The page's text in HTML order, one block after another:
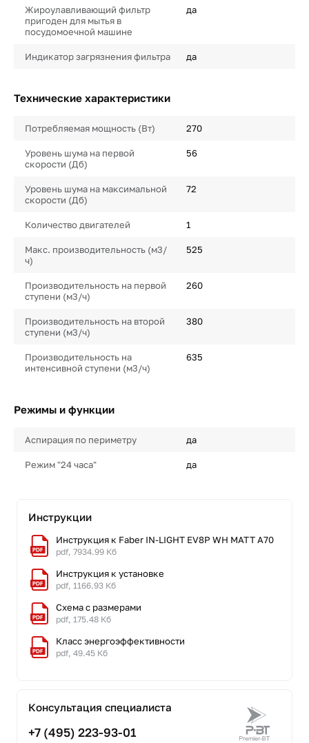
Жироулавливающий фильтр
пригоден для мытья в
посудомоечной машине
да
Индикатор загрязнения фильтра да
Технические характеристики
Потребляемая мощность (Вт) 270
Уровень шума на первой
скорости (Дб)
56
Уровень шума на максимальной
скорости (Дб)
72
Количество двигателей 1
Макс. производительность (м3/
ч)
525
Производительность на первой
ступени (м3/ч)
260
Производительность на второй
ступени (м3/ч)
380
Производительность на
интенсивной ступени (м3/ч)
635
Режимы и функции
Аспирация по периметру да
Режим "24 часа" да
Инструкции
Инструкция к Faber IN-LIGHT EV8P WH MATT A70
pdf, 7934.99 Кб
Инструкция к установке
pdf, 1166.93 Кб
Схема с размерами
pdf, 175.48 Кб
Класс энергоэффективности
pdf, 49.45 Кб
Консультация специалиста
+7 (495) 223-93-01